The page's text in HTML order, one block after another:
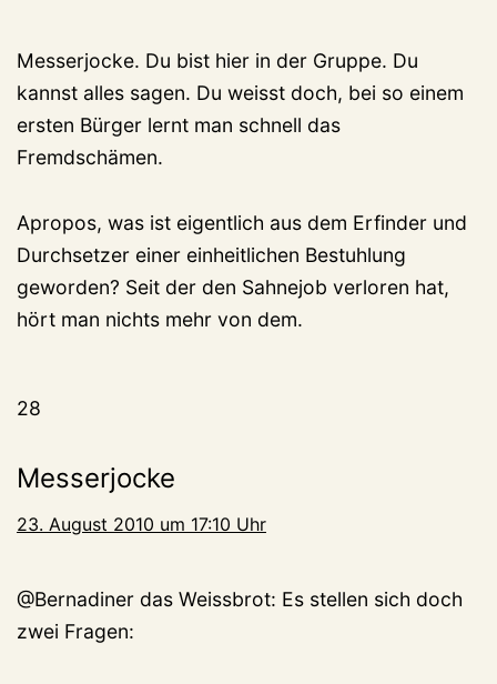
Messerjocke. Du bist hier in der Gruppe. Du
kannst alles sagen. Du weisst doch, bei so einem
ersten Bürger lernt man schnell das
Fremdschämen.
Apropos, was ist eigentlich aus dem Erfinder und
Durchsetzer einer einheitlichen Bestuhlung
geworden? Seit der den Sahnejob verloren hat,
hört man nichts mehr von dem.
28
Messerjocke
23. August 2010 um 17:10 Uhr
@Bernadiner das Weissbrot: Es stellen sich doch
zwei Fragen: